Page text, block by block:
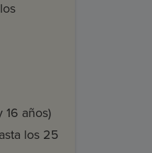
años)
los 25